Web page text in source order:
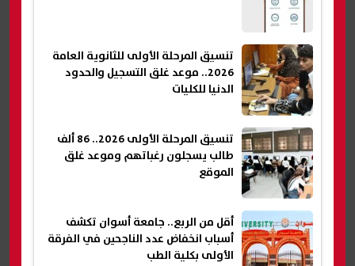
تنسيق المرحلة الأولى للثانوية العامة
2026.. موعد غلق التسجيل والحدود
الدنيا للكليات
تنسيق المرحلة الأولى 2026.. 86 ألف
طالب يسجلون رغباتهم وموعد غلق
الموقع
أقل من الربع.. جامعة أسوان تكشف
أسباب انخفاض عدد الناجحين في الفرقة
الأولى بكلية الطب